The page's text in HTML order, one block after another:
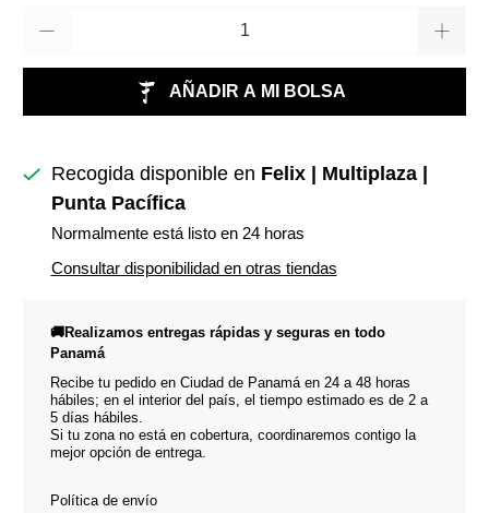
AÑADIR A MI BOLSA
Recogida disponible en Felix | Multiplaza |
Punta Pacífica
Normalmente está listo en 24 horas
Consultar disponibilidad en otras tiendas
🚚Realizamos entregas rápidas y seguras en todo
Panamá
Recibe tu pedido en Ciudad de Panamá en 24 a 48 horas
hábiles; en el interior del país, el tiempo estimado es de 2 a
5 días hábiles.
Si tu zona no está en cobertura, coordinaremos contigo la
mejor opción de entrega.
Política de envío